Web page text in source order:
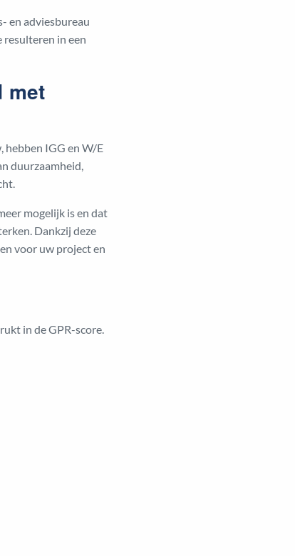
en adviesbureau
resulteren in een
met
hebben IGG en W/E
duurzaamheid,
mogelijk is en dat
Dankzij deze
voor uw project en
in de GPR-score.